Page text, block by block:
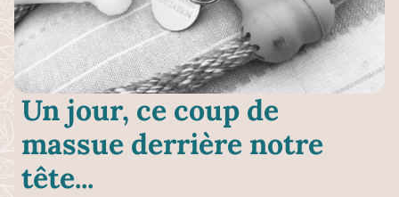
Un jour, ce coup de
massue derrière notre
tête...